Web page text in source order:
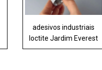
adesivos industriais
loctite Jardim Everest